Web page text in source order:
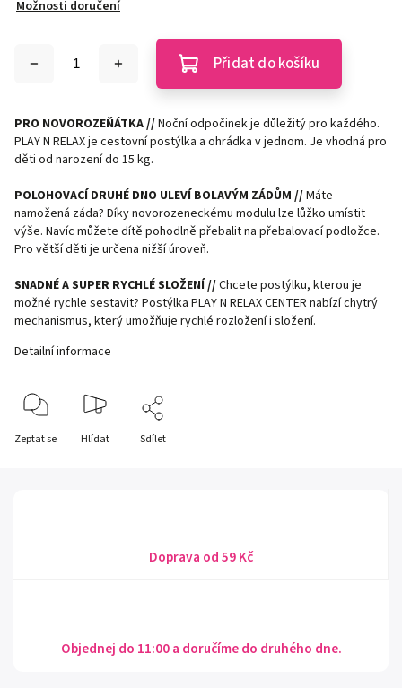
Možnosti doručení
Přidat do košíku
PRO NOVOROZEŇÁTKA //Noční odpočinek je důležitý pro každého.
PLAY N RELAX je cestovní postýlka a ohrádka v jednom. Je vhodná pro
děti od narození do 15 kg.
POLOHOVACÍ DRUHÉ DNO ULEVÍ BOLAVÝM ZÁDŮM //Máte
namožená záda? Díky novorozeneckému modulu lze lůžko umístit
výše. Navíc můžete dítě pohodlně přebalit na přebalovací podložce.
Pro větší děti je určena nižší úroveň.
SNADNÉ A SUPER RYCHLÉ SLOŽENÍ //Chcete postýlku, kterou je
možné rychle sestavit? Postýlka PLAY N RELAX CENTER nabízí chytrý
mechanismus, který umožňuje rychlé rozložení i složení.
Detailní informace
Zeptat se Hlídat Sdílet
Doprava od 59 Kč
Objednej do 11:00 a doručíme do druhého dne.